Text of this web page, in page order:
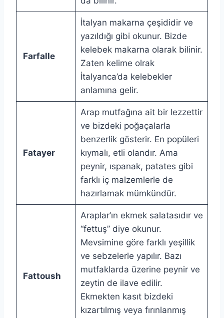
Farfalle
İtalyan makarna çeşididir ve
yazıldığı gibi okunur. Bizde
kelebek makarna olarak bilinir.
Zaten kelime olrak
İtalyanca’da kelebekler
anlamına gelir.
Fatayer
Arap mutfağına ait bir lezzettir
ve bizdeki poğaçalarla
benzerlik gösterir. En popüleri
kıymalı, etli olandır. Ama
peynir, ıspanak, patates gibi
farklı iç malzemlerle de
hazırlamak mümkündür.
Fattoush
Araplar’ın ekmek salatasıdır ve
“fettuş” diye okunur.
Mevsimine göre farklı yeşillik
ve sebzelerle yapılır. Bazı
mutfaklarda üzerine peynir ve
zeytin de ilave edilir.
Ekmekten kasıt bizdeki
kızartılmış veya fırınlanmış